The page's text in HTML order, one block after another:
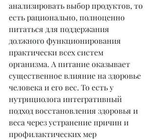
анализировать выбор продуктов, то
есть рационально, полноценно
питаться для поддержания
должного функционирования
практически всех систем
организма. А питание оказывает
существенное влияние на здоровье
человека и его вес. То есть у
нутрициолога интегративный
подход восстановления здоровья и
веса через устранение причин и
профилактических мер